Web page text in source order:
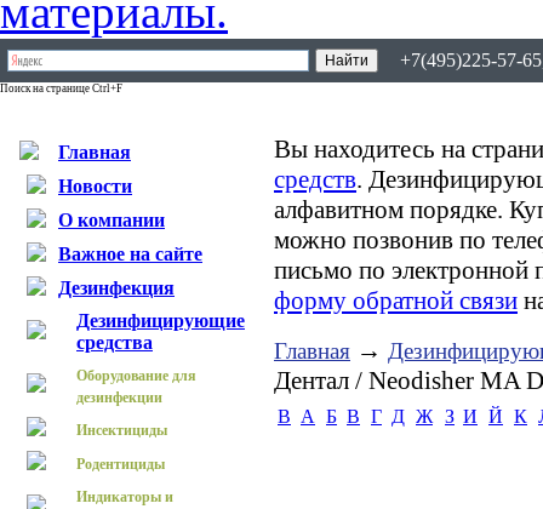
+7(495)225-57-
Поиск на странице Ctrl+F
Главная
Новости
О компании
Важное на сайте
Дезинфекция
Дезинфицирующие
средства
Оборудование для
дезинфекции
Инсектициды
Родентициды
Индикаторы и
Вы находитесь на
средств.
алфавитном порядке.
можно позвонив по
письмо по электронной
форму обратной связи
Главная →
Дентал / Neodisher MA
B А Б В Г Д Ж З И Й К